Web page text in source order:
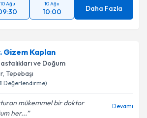
10 Ağu 10 Ağu
10:00 Daha Fazla
Gizem Kaplan
ve Doğum
, Tepebaşı
Değerlendirme)
mükemmel bir doktor
her...
Devamı